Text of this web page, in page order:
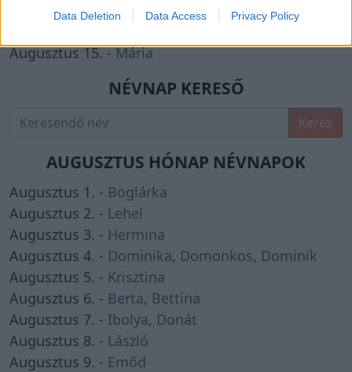
Data Deletion Data Access Privacy Policy
Augusztus 13. -Ipoly,Heléna
Augusztus 15. -Mária
NÉVNAP KERESŐ
Keres
AUGUSZTUS HÓNAP NÉVNAPOK
Augusztus 1. - Boglárka
Augusztus 2. - Lehel
Augusztus 3. - Hermina
Augusztus 4. - Dominika, Domonkos, Dominik
Augusztus 5. - Krisztina
Augusztus 6. - Berta, Bettina
Augusztus 7. - Ibolya, Donát
Augusztus 8. - László
Augusztus 9. - Emőd